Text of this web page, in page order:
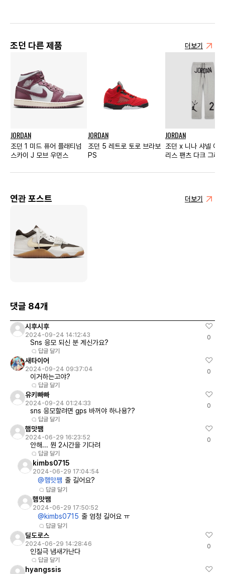
조던 다른 제품 더보기
JORDAN
조던 1 미드 퓨어 플래티넘
스카이 J 모브 우먼스
JORDAN
조던 5 레트로 토로 브라보
PS
JORDAN
조던 x 니나 샤넬 애
리스 팬츠 다크 그레
연관 포스트 더보기
댓글 84개
시후시후
2024-09-24 14:12:43
Sns 응모 되신 분 계신가요?
답글 달기
0
새타이어
2024-09-24 09:37:04
이거하는고야?
답글 달기
0
유키빠빠
2024-09-24 01:24:33
sns 응모할려면 gps 바꺼야 하나용??
답글 달기
0
햄맛쨈
2024-06-29 16:23:52
안해... 뭔 2시간을 기다려
답글 달기
0
kimbs0715
2024-06-29 17:04:54
@햄맛쨈 줄 길어요?
답글 달기
햄맛쨈
2024-06-29 17:50:52
@kimbs0715 줄 엄청 길어요 ㅠ
답글 달기
딜도로스
2024-06-29 14:28:46
인질극 냄새가난다
답글 달기
0
hyangssis